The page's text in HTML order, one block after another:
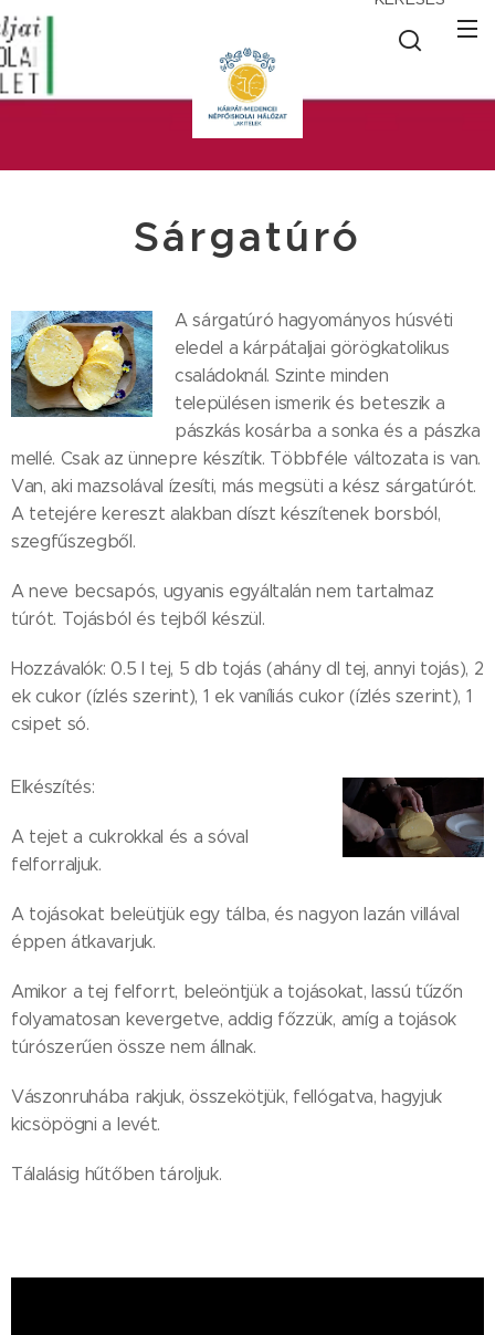
Sárgatúró
A sárgatúró hagyományos húsvéti
eledel a kárpátaljai görögkatolikus
családoknál. Szinte minden
településen ismerik és beteszik a
pászkás kosárba a sonka és a pászka
mellé. Csak az ünnepre készítik. Többféle változata is van.
Van, aki mazsolával ízesíti, más megsüti a kész sárgatúrót.
A tetejére kereszt alakban díszt készítenek borsból,
szegfűszegből.
A neve becsapós, ugyanis egyáltalán nem tartalmaz
túrót. Tojásból és tejből készül.
Hozzávalók: 0.5 l tej, 5 db tojás (ahány dl tej, annyi tojás), 2
ek cukor (ízlés szerint), 1 ek vaníliás cukor (ízlés szerint), 1
csipet só.
Elkészítés:
A tejet a cukrokkal és a sóval
felforraljuk.
A tojásokat beleütjük egy tálba, és nagyon lazán villával
éppen átkavarjuk.
Amikor a tej felforrt, beleöntjük a tojásokat, lassú tűzőn
folyamatosan kevergetve, addig főzzük, amíg a tojások
túrószerűen össze nem állnak.
Vászonruhába rakjuk, összekötjük, fellógatva, hagyjuk
kicsöpögni a levét.
Tálalásig hűtőben tároljuk.